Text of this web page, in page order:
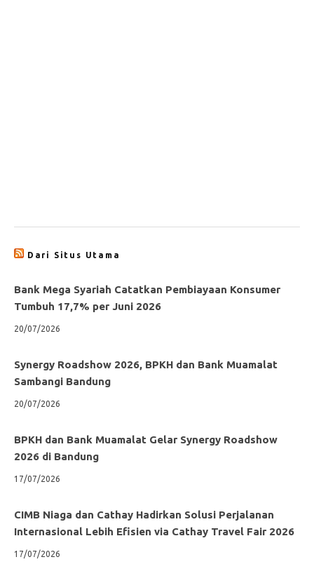
Dari Situs Utama
Bank Mega Syariah Catatkan Pembiayaan Konsumer
Tumbuh 17,7% per Juni 2026
20/07/2026
Synergy Roadshow 2026, BPKH dan Bank Muamalat
Sambangi Bandung
20/07/2026
BPKH dan Bank Muamalat Gelar Synergy Roadshow
2026 di Bandung
17/07/2026
CIMB Niaga dan Cathay Hadirkan Solusi Perjalanan
Internasional Lebih Efisien via Cathay Travel Fair 2026
17/07/2026